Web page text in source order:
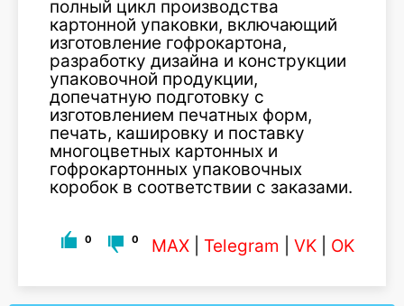
полный цикл производства
картонной упаковки, включающий
изготовление гофрокартона,
разработку дизайна и конструкции
упаковочной продукции,
допечатную подготовку с
изготовлением печатных форм,
печать, кашировку и поставку
многоцветных картонных и
гофрокартонных упаковочных
коробок в соответствии с заказами.
0 0 MAX Telegram VK OK